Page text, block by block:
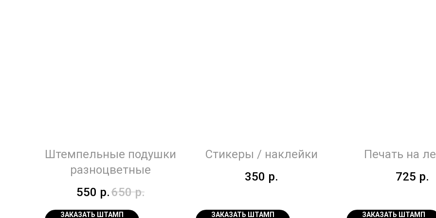
Штемпельные подушки
разноцветные
550 р.650 р.
ЗАКАЗАТЬ ШТАМП
Стикеры / наклейки
350 р.
ЗАКАЗАТЬ ШТАМП
Печать на
725 р.
ЗАКАЗАТЬ ШТАМП